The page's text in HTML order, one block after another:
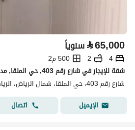
⃁65,000 سنوياً
4
2
500 م2
شقة للإيجار في شارع رقم 403, حي الملقا, مدينة الرياض
شارع رقم 403، حي الملقا، شمال الرياض، الرياض
الإيميل
اتصال